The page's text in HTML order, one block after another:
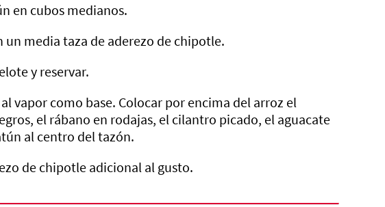
en cubos medianos.
un media taza de aderezo de chipotle.
y reservar.
vapor como base. Colocar por encima del arroz el
el rábano en rodajas, el cilantro picado, el aguacate
al centro del tazón.
de chipotle adicional al gusto.